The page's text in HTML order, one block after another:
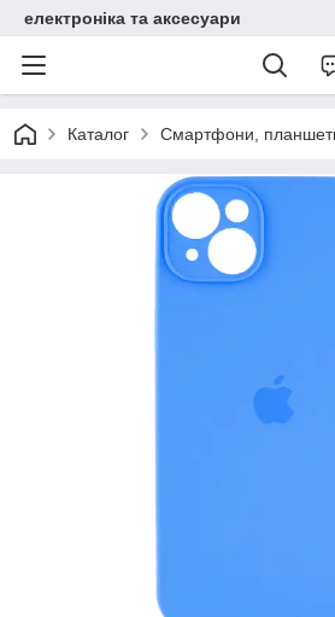
електроніка та аксесуари
Каталог Смартфони,